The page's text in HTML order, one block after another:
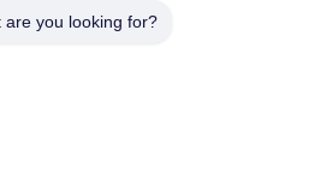
Industrial Guanyao, Shishan
are you looking for?